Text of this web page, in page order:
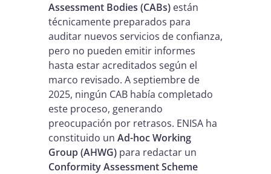
Assessment Bodies (CABs) están
técnicamente preparados para
auditar nuevos servicios de confianza,
pero no pueden emitir informes
hasta estar acreditados según el
marco revisado. A septiembre de
2025, ningún CAB había completado
este proceso, generando
preocupación por retrasos. ENISA ha
constituido un Ad-hoc Working
Group (AHWG) para redactar un
Conformity Assessment Scheme